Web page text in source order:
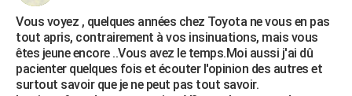
Vous voyez , quelques années chez Toyota ne vous en pas
tout apris, contrairement à vos insinuations, mais vous
êtes jeune encore ..Vous avez le temps.Moi aussi j'ai dû
pacienter quelques fois et écouter l'opinion des autres et
surtout savoir que je ne peut pas tout savoir.